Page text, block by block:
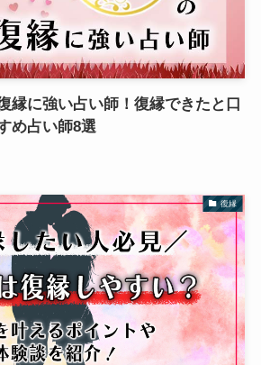
縁に強い占い師！復縁できたと口
め占い師8選
復縁